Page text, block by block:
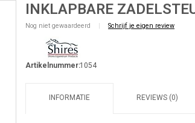
INKLAPBARE
Nog niet gewaardeerd | Schrijf je eigen review
Artikelnummer:1054
INFORMATIE REVIEWS (0)